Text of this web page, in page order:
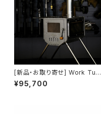
[新品・お取り寄せ] Work Tuff
Stove WTS-500+両面ガラス
モデル (current product/現行
¥95,700